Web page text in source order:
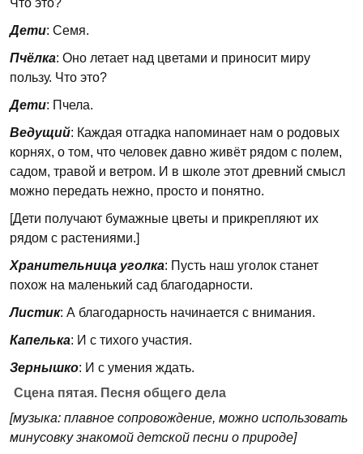
Что это?
Дети: Семя.
Пчёлка: Оно летает над цветами и приносит миру
пользу. Что это?
Дети: Пчела.
Ведущий: Каждая отгадка напоминает нам о родовых
корнях, о том, что человек давно живёт рядом с полем,
садом, травой и ветром. И в школе этот древний смысл
можно передать нежно, просто и понятно.
[Дети получают бумажные цветы и прикрепляют их
рядом с растениями.]
Хранительница уголка: Пусть наш уголок станет
похож на маленький сад благодарности.
Листик: А благодарность начинается с внимания.
Капелька: И с тихого участия.
Зернышко: И с умения ждать.
Сцена пятая. Песня общего дела
[музыка: плавное сопровождение, можно использовать
минусовку знакомой детской песни о природе]